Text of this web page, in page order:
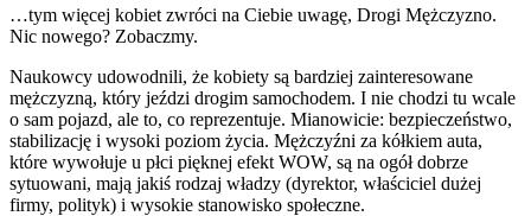
…tym więcej kobiet zwróci na Ciebie uwagę, Drogi Mężczyzno.
Nic nowego? Zobaczmy.
Naukowcy udowodnili, że kobiety są bardziej zainteresowane
mężczyzną, który jeździ drogim samochodem. I nie chodzi tu wcale
o sam pojazd, ale to, co reprezentuje. Mianowicie: bezpieczeństwo,
stabilizację i wysoki poziom życia. Mężczyźni za kółkiem auta,
które wywołuje u płci pięknej efekt WOW, są na ogół dobrze
sytuowani, mają jakiś rodzaj władzy (dyrektor, właściciel dużej
firmy, polityk) i wysokie stanowisko społeczne.